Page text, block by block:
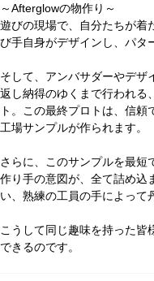
～Afterglowの物作り～
遊びの現場で、自分たちが着
び手自身がデザインし、パタ
そして、アンバサダーやデザ
返し納得のゆくまで行われる
ト。この最終プロトは、信頼
工場サンプルが作られます。
さらに、このサンプルを最短
作り手の意図が、全て詰め込
い、熟練の工員の手によって
こうして同じ趣味を持った皆
できるのです。